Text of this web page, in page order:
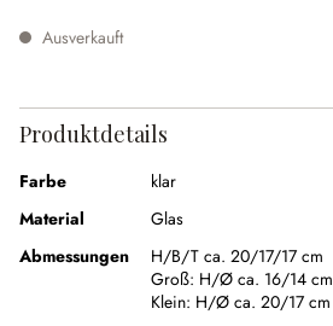
Ausverkauft
Produktdetails
Farbe
klar
Material
Glas
Abmessungen
H/B/T ca. 20/17/17 cm
Groß: H/Ø ca. 16/14 cm
Klein: H/Ø ca. 20/17 cm